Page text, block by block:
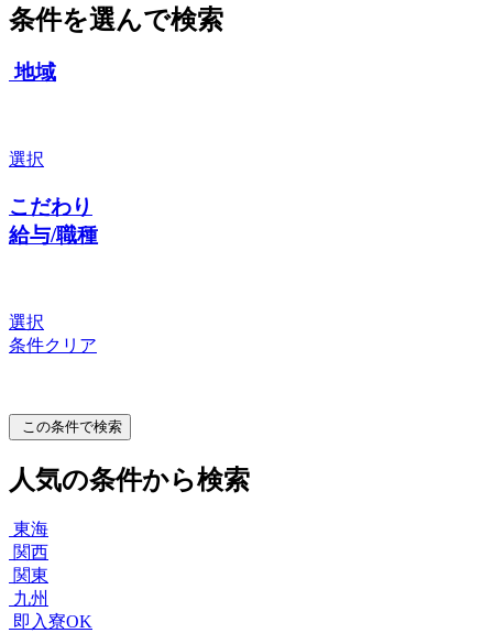
条件を選んで検索
地域
選択
こだわり
給与/職種
選択
条件クリア
この条件で検索
人気の条件から検索
東海
関西
関東
九州
即入寮OK